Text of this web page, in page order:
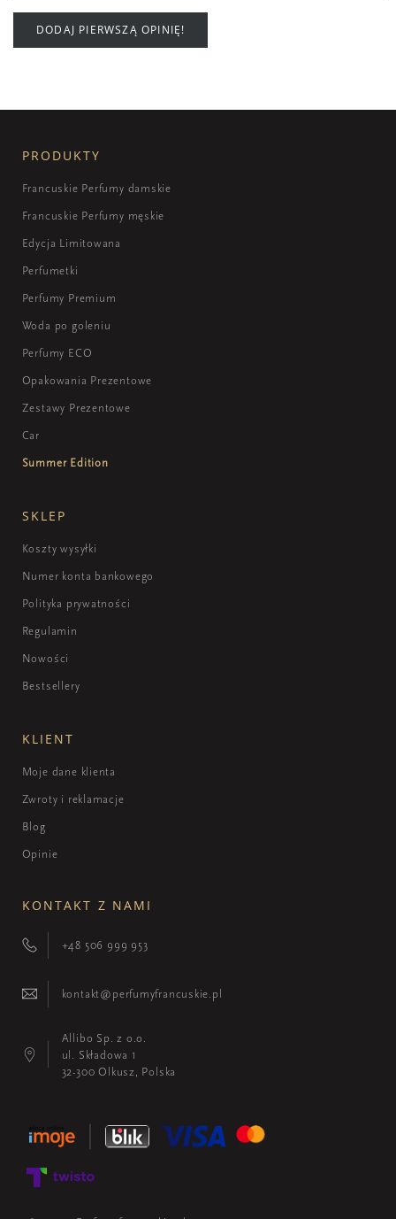
DODAJ PIERWSZĄ OPINIĘ!
PRODUKTY
Francuskie Perfumy damskie
Francuskie Perfumy męskie
Edycja Limitowana
Perfumetki
Perfumy Premium
Woda po goleniu
Perfumy ECO
Opakowania Prezentowe
Zestawy Prezentowe
Car
Summer Edition
SKLEP
Koszty wysyłki
Numer konta bankowego
Polityka prywatności
Regulamin
Nowości
Bestsellery
KLIENT
Moje dane klienta
Zwroty i reklamacje
Blog
Opinie
KONTAKT Z NAMI
+48 506 999 953
kontakt@perfumyfrancuskie.pl
Allibo Sp. z o.o.
ul. Składowa 1
32-300 Olkusz, Polska